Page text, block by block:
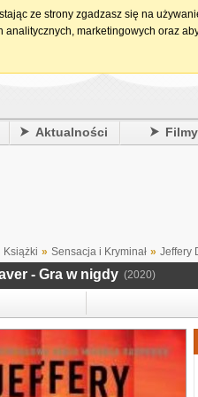
Aktualności Filmy
Książki » Sensacja i Kryminał » Jeffery
- Gra w nigdy (2020)
ze strony zgadzasz się na
analitycznych, marketingowych oraz